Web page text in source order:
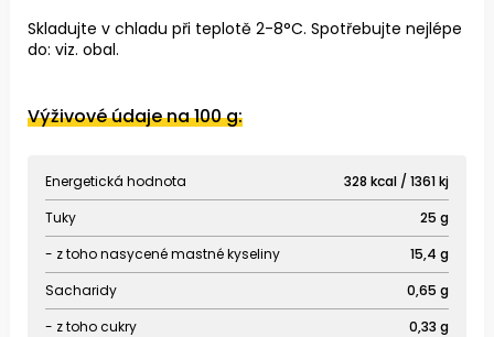
Skladujte v chladu při teplotě 2-8°C. Spotřebujte nejlépe
do: viz. obal.
Výživové údaje na 100 g:
Energetická hodnota
328 kcal / 1361 kj
Tuky
25 g
- z toho nasycené mastné kyseliny
15,4 g
Sacharidy
0,65 g
- z toho cukry
0,33 g